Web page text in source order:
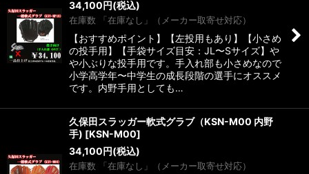
34,100円(税込)
在庫数 「在庫なし」（メーカー取寄せ対応）
【おすすめポイント】【左投用もあり】【小さめ
の投手用】【手袋サイズ目安：JL〜Sサイズ】や
や小ぶりな投手用です。手入れ部も小さめなので
小学高学年〜中学生の成長段階の選手にオススメ
です。内野手用としても…
久保田スラッガー軟式グラブ（KSN-M00 内野
手) [KSN-M00]
34,100円(税込)
在庫数 「在庫なし」（メーカー取寄せ対応）